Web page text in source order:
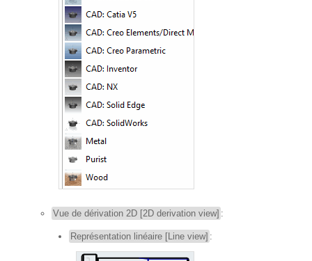
Vue de dérivation 2D [2D derivation view] :
Représentation linéaire [Line view] :